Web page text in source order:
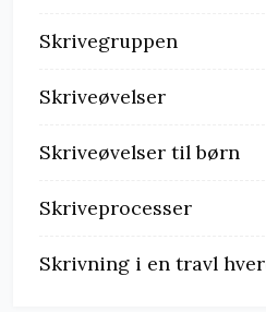
Skrivegruppen
Skriveøvelser
Skriveøvelser til børn
Skriveprocesser
Skrivning i en travl